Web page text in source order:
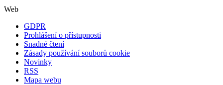
Web
GDPR
Prohlášení o přístupnosti
Snadné čtení
Zásady používání souborů cookie
Novinky
RSS
Mapa webu